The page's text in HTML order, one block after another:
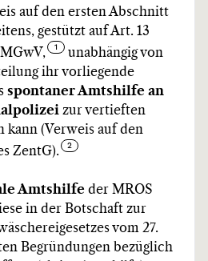
auf den ersten Abschnitt
gestützt auf Art. 13
unabhängig von
ihr vorliegende
spontaner Amtshilfe an
zur vertieften
kann (Verweis auf den
ZentG).
Amtshilfe der MROS
in der Botschaft zur
vom 27.
Begründungen bezüglich